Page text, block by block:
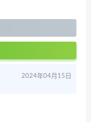
2024年04月15日